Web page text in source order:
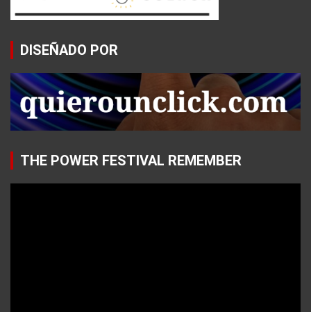
DISEÑADO POR
THE POWER FESTIVAL REMEMBER